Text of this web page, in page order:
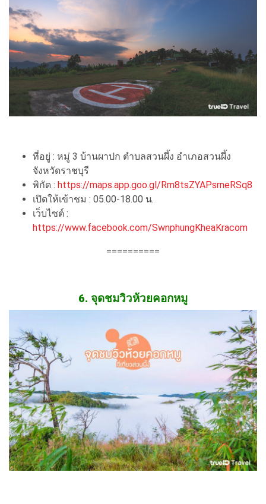
ที่อยู่ : หมู่ 3 บ้านผาปก ตำบลสวนผึ้ง อำเภอสวนผึ้ง
จังหวัดราชบุรี
พิกัด : https://maps.app.goo.gl/Rm8tsZYAPsrneRSq8
เปิดให้เข้าชม : 05.00-18.00 น.
เว็บไซต์ :
https://www.facebook.com/SwnphungKheaKracom
==========
6. จุดชมวิวห้วยคอกหมู